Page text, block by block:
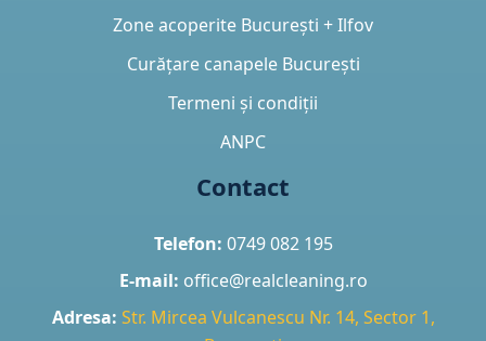
Zone acoperite București + Ilfov
Curățare canapele București
Termeni și condiții
ANPC
Contact
Telefon: 0749 082 195
E-mail: office@realcleaning.ro
Adresa: Str. Mircea Vulcanescu Nr. 14, Sector 1,